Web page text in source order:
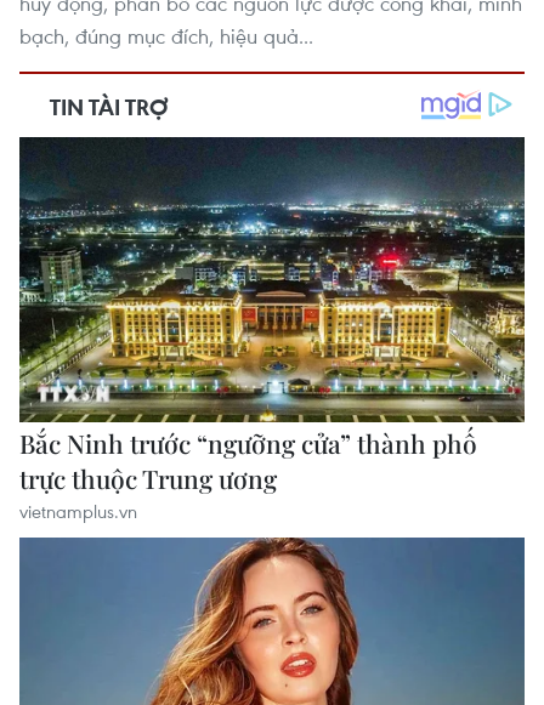
bạch, đúng mục đích, hiệu quả...